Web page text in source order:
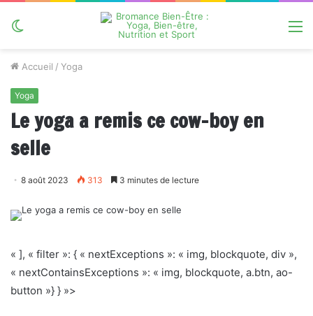
Accueil / Yoga
Yoga
Le yoga a remis ce cow-boy en
selle
8 août 2023 313 3 minutes de lecture
« ], « filter »: { « nextExceptions »: « img, blockquote, div »,
« nextContainsExceptions »: « img, blockquote, a.btn, ao-
button »} } »>